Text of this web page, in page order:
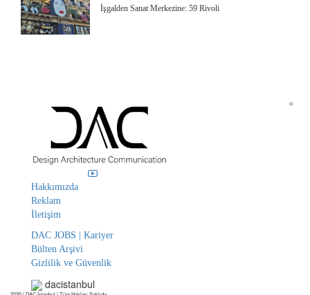
İşgalden Sanat Merkezine: 59 Rivoli
Hakkımızda
Reklam
İletişim
DAC JOBS | Kariyer
Bülten Arşivi
Gizlilik ve Güvenlik
dacistanbul
©